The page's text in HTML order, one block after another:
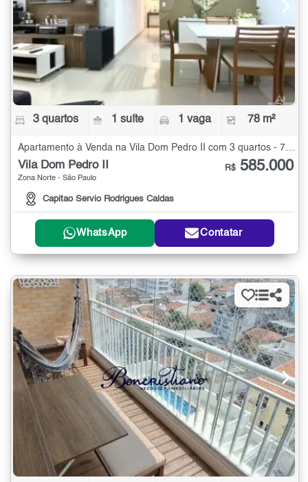
3 quartos 1 suíte 1 vaga 78 m²
Apartamento à Venda na Vila Dom Pedro II com 3 quartos - 78 m²
Vila Dom Pedro II
Zona Norte - São Paulo
Capitao Servio Rodrigues Caldas
R$ 585.000
WhatsApp Contatar